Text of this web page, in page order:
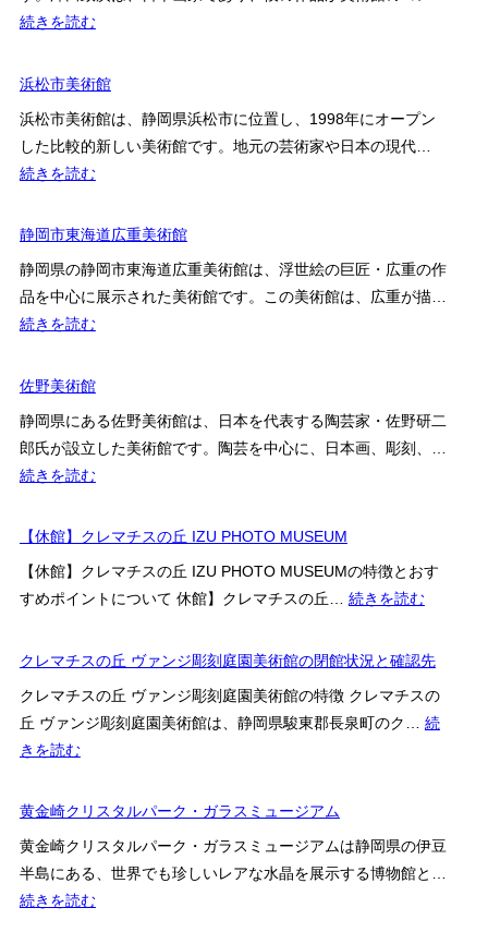
ス
の
ベ
ル
ナ
ー
ビ
フ
ェ
美
館
の
見
ど
金・
ア
セ
ス
を
続きを読む:
海
立
澤
田
廣
記
念
美
浜松市美術館
浜松市美術館は、静岡県浜松市に位置し、1998年にオープン
した比較的新しい美術館です。地元の芸術家や日本の現代…
続きを読む:
松
美
術
館
静岡市東海道広重美術館
静岡県の静岡市東海道広重美術館は、浮世絵の巨匠・広重の作
品を中心に展示された美術館です。この美術館は、広重が描…
続きを読む:
岡
東
海
道
重
美
術
佐野美術館
静岡県にある佐野美術館は、日本を代表する陶芸家・佐野研二
郎氏が設立した美術館です。陶芸を中心に、日本画、彫刻、…
続きを読む:
野
術
館
【休館】クレマチスの丘 IZU PHOTO MUSEUM
【休館】クレマチスの丘 IZU PHOTO MUSEUMの特徴とおす
すめポイントについて 休館】クレマチスの丘… 続きを読む:
館】
レ
マ
丘
IZU
クレマチスの丘 ヴァンジ彫刻庭園美術館の閉館状況と確認先
クレマチスの丘 ヴァンジ彫刻庭園美術館の特徴 クレマチスの
丘 ヴァンジ彫刻庭園美術館は、静岡県駿東郡長泉町のク… 続
きを読む:
レ
チ
ス
の
黄金崎クリスタルパーク・ガラスミュージアム
黄金崎クリスタルパーク・ガラスミュージアムは静岡県の伊豆
半島にある、世界でも珍しいレアな水晶を展示する博物館と…
続きを読む: